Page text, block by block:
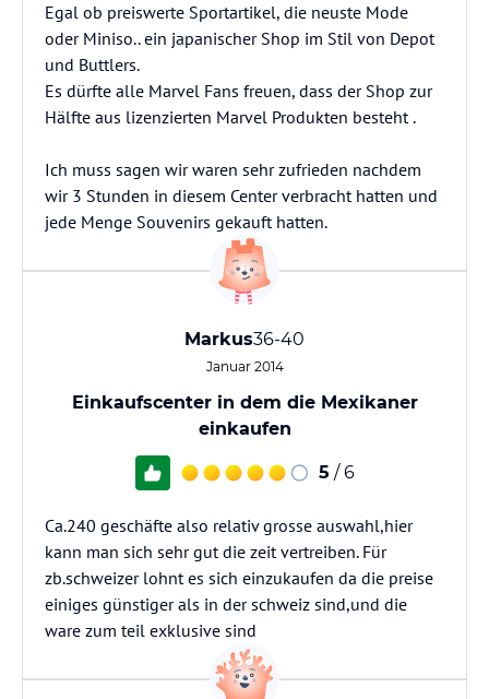
Egal ob preiswerte Sportartikel, die neuste Mode
oder Miniso.. ein japanischer Shop im Stil von Depot
und Buttlers.
Es dürfte alle Marvel Fans freuen, dass der Shop zur
Hälfte aus lizenzierten Marvel Produkten besteht .
Ich muss sagen wir waren sehr zufrieden nachdem
wir 3 Stunden in diesem Center verbracht hatten und
jede Menge Souvenirs gekauft hatten.
Markus36-40
Januar 2014
Einkaufscenter in dem die Mexikaner
einkaufen
5 / 6
Ca.240 geschäfte also relativ grosse auswahl,hier
kann man sich sehr gut die zeit vertreiben. Für
zb.schweizer lohnt es sich einzukaufen da die preise
einiges günstiger als in der schweiz sind,und die
ware zum teil exklusive sind